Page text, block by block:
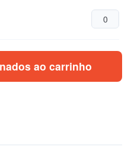
ao carrinho